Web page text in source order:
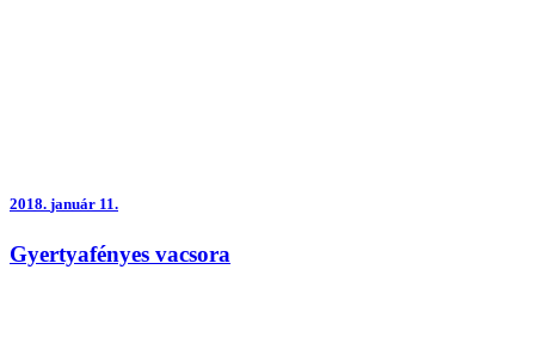
2018. január 11.
Gyertyafényes vacsora